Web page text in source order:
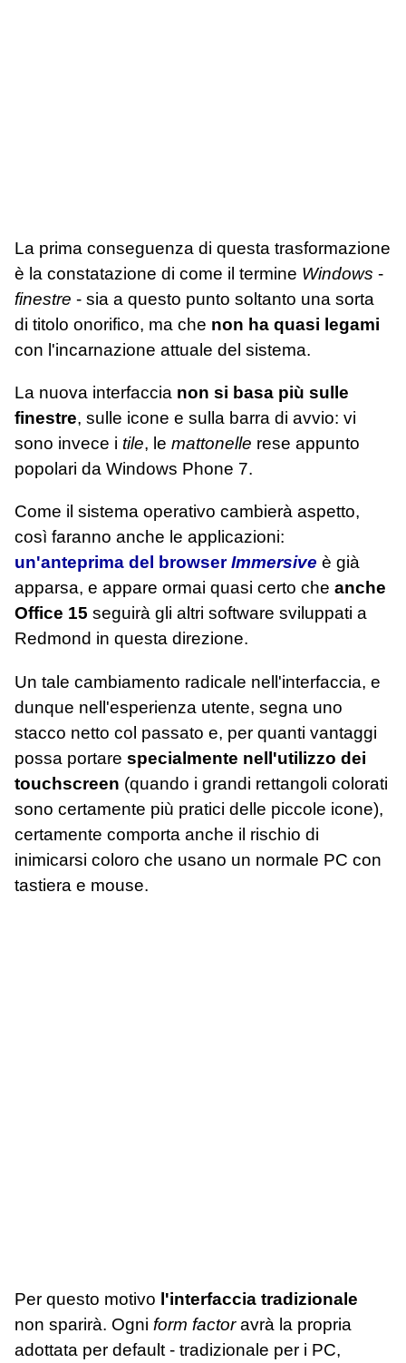
La prima conseguenza di questa trasformazione
è la constatazione di come il termine Windows -
finestre - sia a questo punto soltanto una sorta
di titolo onorifico, ma che non ha quasi legami
con l'incarnazione attuale del sistema.
La nuova interfaccia non si basa più sulle
finestre, sulle icone e sulla barra di avvio: vi
sono invece i tile, le mattonelle rese appunto
popolari da Windows Phone 7.
Come il sistema operativo cambierà aspetto,
così faranno anche le applicazioni:
un'anteprima del browserImmersive è già
apparsa, e appare ormai quasi certo che anche
Office 15 seguirà gli altri software sviluppati a
Redmond in questa direzione.
Un tale cambiamento radicale nell'interfaccia, e
dunque nell'esperienza utente, segna uno
stacco netto col passato e, per quanti vantaggi
possa portare specialmente nell'utilizzo dei
touchscreen (quando i grandi rettangoli colorati
sono certamente più pratici delle piccole icone),
certamente comporta anche il rischio di
inimicarsi coloro che usano un normale PC con
tastiera e mouse.
Per questo motivo l'interfaccia tradizionale
non sparirà. Ogni form factoravrà la propria
adottata per default - tradizionale per i PC,